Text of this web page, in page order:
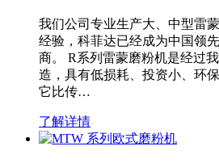
我们公司专业生产大、中型雷
经验，科菲达已经成为中国领
商。 R系列雷蒙磨粉机是经过
造，具有低损耗、投资小、环
它比传…
了解详情